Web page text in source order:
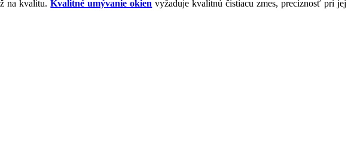
na kvalitu.Kvalitné umývanie okien vyžaduje kvalitnú čistiacu zmes, precíznosť pri jej